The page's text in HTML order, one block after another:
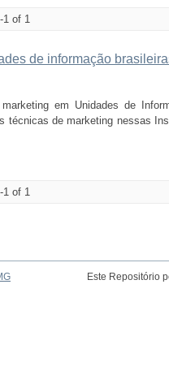
1 of 1
de informação
em Unidades de
técnicas de marketing nessas
1 of 1
Este Repositório